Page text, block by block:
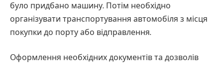
було придбано машину. Потім необхідно
організувати транспортування автомобіля з місця
покупки до порту або відправлення.
Оформлення необхідних документів та дозволів